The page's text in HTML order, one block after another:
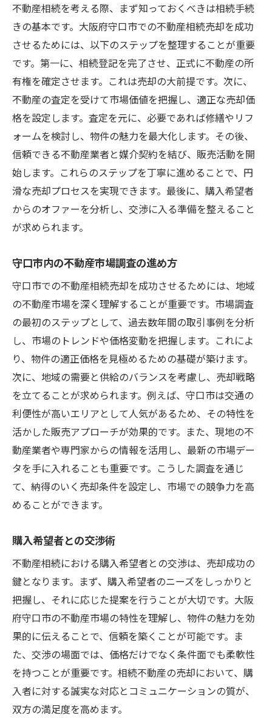
不動産相続を考える際、まず知っておくべきは相続手続
きの基本です。大阪府守口市での不動産相続売却を成功
させるためには、以下のステップを整理することが重要
です。第一に、相続登記を完了させ、正式に不動産の所
有権を確定させます。これは売却の大前提です。次に、
不動産の査定を受けて市場価値を把握し、適正な売却価
格を設定します。査定を元に、必要であれば修繕やリフ
ォームを検討し、物件の魅力を最大化します。その後、
信頼できる不動産業者と媒介契約を結び、販売活動を開
始します。これらのステップを丁寧に進めることで、円
滑な売却プロセスを実現できます。最後に、購入希望者
からのオファーを分析し、交渉に入る準備を整えること
が求められます。
守口市内の不動産市場調査の進め方
守口市での不動産相続売却を成功させるためには、地域
の不動産市場を深く理解することが重要です。市場調査
の最初のステップとして、過去数年間の取引事例を分析
し、市場のトレンドや価格変動を把握します。これによ
り、物件の適正価格を見極めるための基礎が築けます。
次に、地域の需要と供給のバランスを考慮し、売却戦略
を立てることが求められます。例えば、守口市は交通の
利便性が高いエリアとして人気があるため、その特性を
活かした販売アプローチが効果的です。また、現地の不
動産業者や専門家からの情報を活用し、最新の市場デー
タを手に入れることも重要です。こうした調査を通じ
て、納得のいく売却条件を設定し、市場での競争力を高
めることができます。
購入希望者との交渉術
不動産相続における購入希望者との交渉は、売却成功の
鍵となります。まず、購入希望者のニーズをしっかりと
把握し、それに応じた提案を行うことが大切です。大阪
府守口市の不動産市場の特性を理解し、物件の魅力を効
果的に伝えることで、信頼を築くことが可能です。ま
た、交渉の場面では、価格だけでなく条件面でも柔軟性
を持つことが重要です。相続不動産の売却において、購
入者に対する誠実な対応とコミュニケーションの質が、
双方の満足度を高めます。